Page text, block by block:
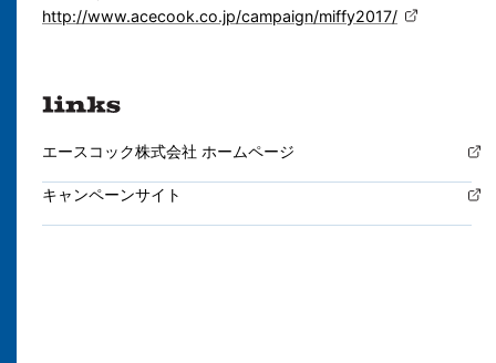
http://www.acecook.co.jp/campaign/miffy2017/
エースコック株式会社 ホームページ
キャンペーンサイト